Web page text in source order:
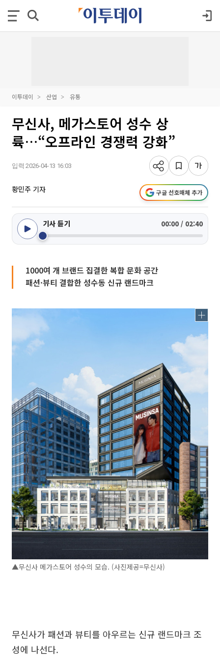
이투데이 산업 유통
무신사, 메가스토어 성수 상
륙…“오프라인 경쟁력 강화”
입력 2026-04-13 16:03
황민주 기자 구글 선호매체 추가
기사 듣기 00:00 / 02:40
1000여 개 브랜드 집결한 복합 문화 공간
패션·뷰티 결합한 성수동 신규 랜드마크
▲무신사 메가스토어 성수의 모습. (사진제공=무신사)
무신사가 패션과 뷰티를 아우르는 신규 랜드마크 조
성에 나선다.